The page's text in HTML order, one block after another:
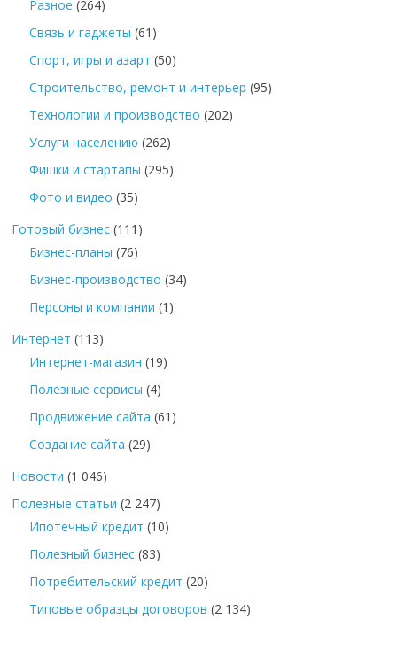
Разное (264)
Связь и гаджеты (61)
Спорт, игры и азарт (50)
Строительство, ремонт и интерьер (95)
Технологии и производство (202)
Услуги населению (262)
Фишки и стартапы (295)
Фото и видео (35)
Готовый бизнес (111)
Бизнес-планы (76)
Бизнес-производство (34)
Персоны и компании (1)
Интернет (113)
Интернет-магазин (19)
Полезные сервисы (4)
Продвижение сайта (61)
Создание сайта (29)
Новости (1 046)
Полезные статьи (2 247)
Ипотечный кредит (10)
Полезный бизнес (83)
Потребительский кредит (20)
Типовые образцы договоров (2 134)